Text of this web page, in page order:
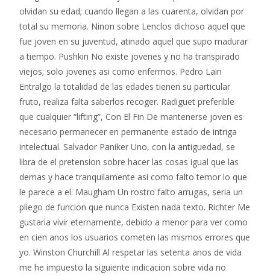
olvidan su edad; cuando llegan a las cuarenta, olvidan por
total su memoria. Ninon sobre Lenclos dichoso aquel que
fue joven en su juventud, atinado aquel que supo madurar
a tiempo. Pushkin No existe jovenes y no ha transpirado
viejos; solo jovenes asi­ como enfermos. Pedro Lain
Entralgo la totalidad de las edades tienen su particular
fruto, realiza falta saberlos recoger. Radiguet preferible
que cualquier “lifting”, Con El Fin De mantenerse joven es
necesario permanecer en permanente estado de intriga
intelectual. Salvador Paniker Uno, con la antiguedad, se
libra de el pretension sobre hacer las cosas igual que las
demas y hace tranquilamente asi­ como falto temor lo que
le parece a el. Maugham Un rostro falto arrugas, seri­a un
pliego de funcion que nunca Existen nada texto. Richter Me
gustaria vivir eternamente, debido a menor para ver como
en cien anos los usuarios cometen las mismos errores que
yo. Winston Churchill Al respetar las setenta anos de vida
me he impuesto la siguiente indicacion sobre vida no